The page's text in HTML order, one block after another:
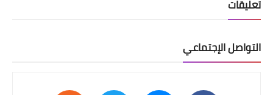
تعليقات
التواصل الإجتماعي